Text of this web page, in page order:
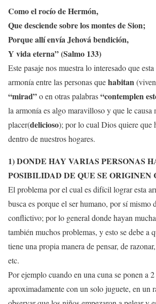
Como el rocío de Hermón,
Que desciende sobre los montes de Sion;
Porque allí envía Jehová bendición,
Y vida eterna” (Salmo 133)
Este pasaje nos muestra lo interesado que
armonía entre las personas quehabitan
“mirad”o en otras palabras“contemplen
la armonía es algo maravilloso y que le causa
placer(delicioso); por lo cual Dios quiere que
dentro de nuestros hogares.
1)DONDE HAY VARIAS PERSONAS
POSIBILIDAD DE QUE SE ORIGINEN
El problema por el cual es difícil lograr esta
busca es porque el ser humano, por sí mismo
conflictivo; por lo general donde hayan
también muchos problemas, y esto se debe a
tiene una propia manera de pensar, de
etc.
Por ejemplo cuando en una cuna se ponen a
aproximadamente con un solo juguete, en un